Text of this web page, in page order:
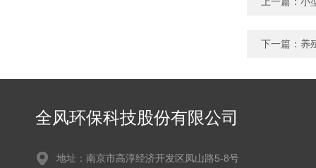
下一篇： 养
全风环保科技股份有限公司
地址：南京市高淳经济开发区凤山路5-8号